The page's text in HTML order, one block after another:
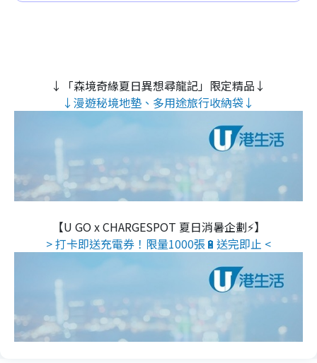
↓「森境奇緣夏日異想尋龍記」限定精品↓
↓漫遊秘境地墊、多用途旅行收納袋↓
【U GO x CHARGESPOT 夏日消暑企劃⚡】
> 打卡即送充電券！限量1000張🔋送完即止 <